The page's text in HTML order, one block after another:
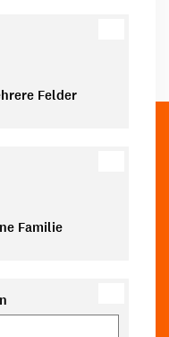
Felder
Familie